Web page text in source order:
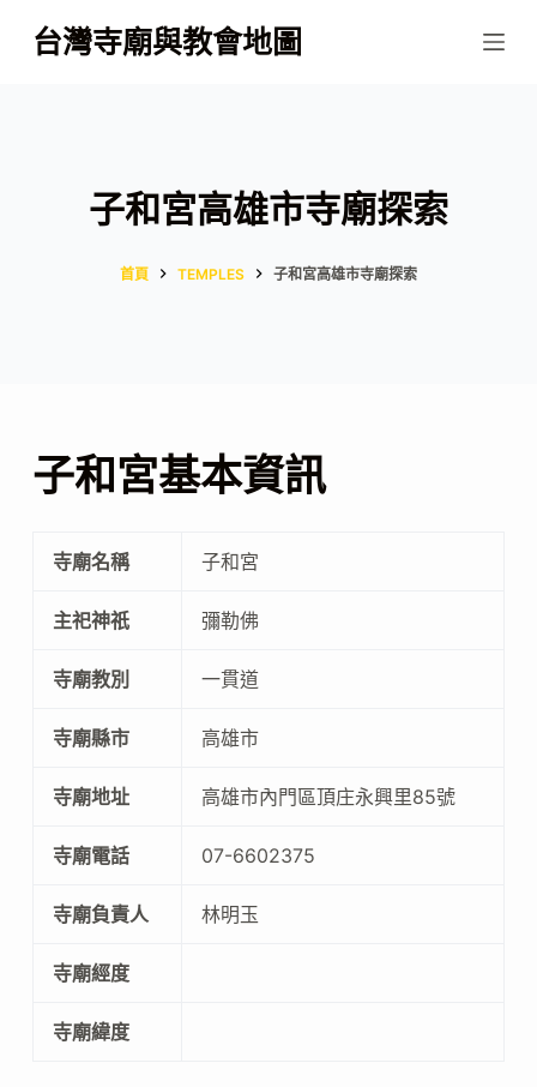
跳
至
台灣寺廟與教會地圖
子和宮高雄市寺廟探索
首頁 TEMPLES 子和宮高雄市寺廟探索
子和宮基本資訊
寺廟名稱 子和宮
主祀神祇 彌勒佛
寺廟教別 一貫道
寺廟縣市 高雄市
寺廟地址 高雄市內門區頂庄永興里85號
寺廟電話 07-6602375
寺廟負責人 林明玉
寺廟經度
寺廟緯度